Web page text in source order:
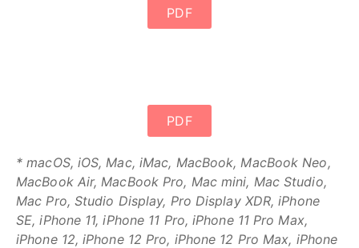
PDF
PDF
* macOS, iOS, Mac, iMac, MacBook, MacBook Neo,
MacBook Air, MacBook Pro, Mac mini, Mac Studio,
Mac Pro, Studio Display, Pro Display XDR, iPhone
SE, iPhone 11, iPhone 11 Pro, iPhone 11 Pro Max,
iPhone 12, iPhone 12 Pro, iPhone 12 Pro Max, iPhone